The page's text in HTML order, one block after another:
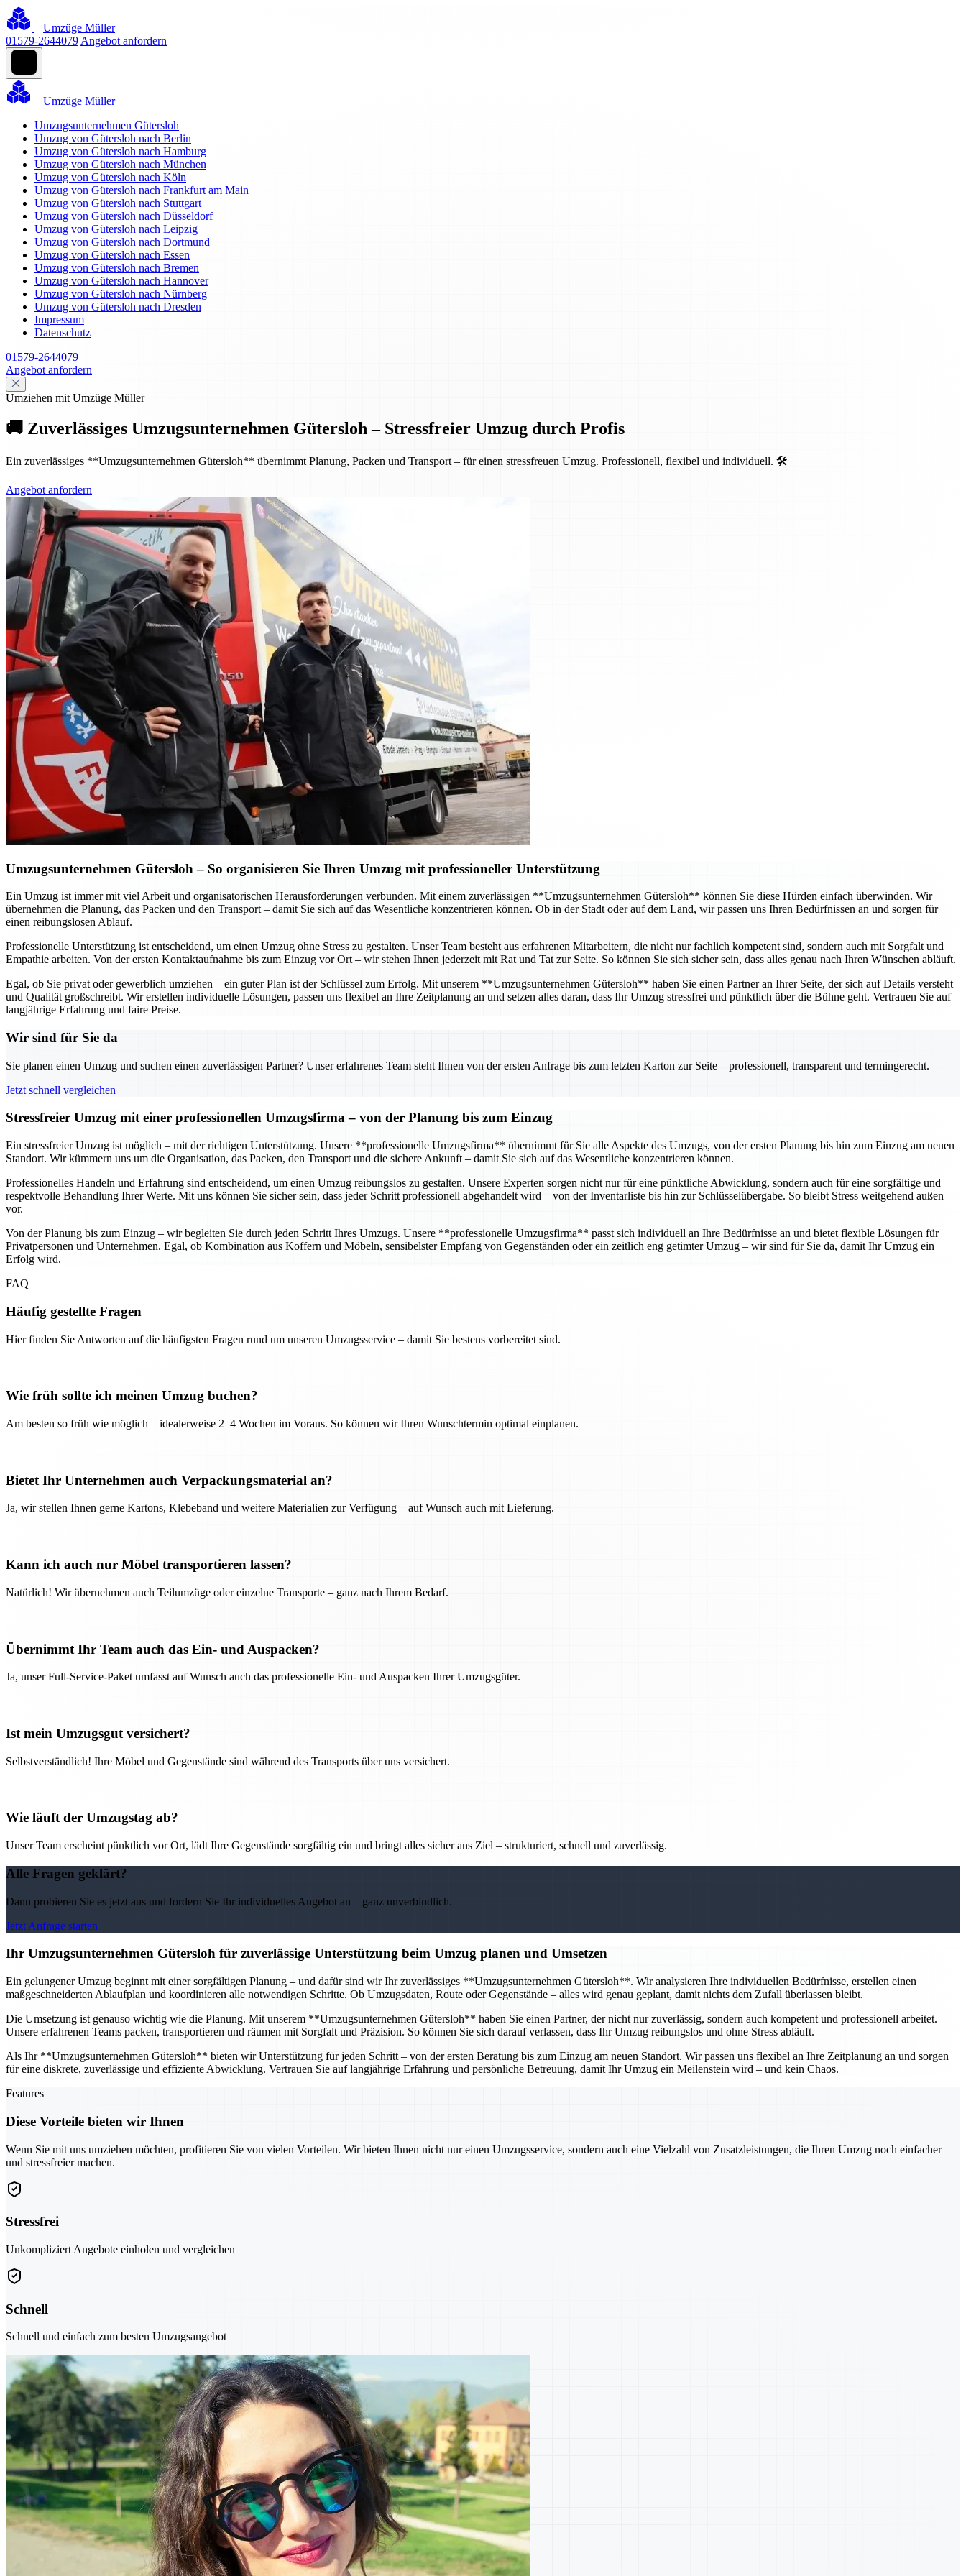
Umzüge Müller
01579-2644079 Angebot anfordern
Umzüge Müller
Umzugsunternehmen Gütersloh
Umzug von Gütersloh nach Berlin
Umzug von Gütersloh nach Hamburg
Umzug von Gütersloh nach München
Umzug von Gütersloh nach Köln
Umzug von Gütersloh nach Frankfurt am Main
Umzug von Gütersloh nach Stuttgart
Umzug von Gütersloh nach Düsseldorf
Umzug von Gütersloh nach Leipzig
Umzug von Gütersloh nach Dortmund
Umzug von Gütersloh nach Essen
Umzug von Gütersloh nach Bremen
Umzug von Gütersloh nach Hannover
Umzug von Gütersloh nach Nürnberg
Umzug von Gütersloh nach Dresden
Impressum
Datenschutz
01579-2644079
Angebot anfordern
Umziehen mit Umzüge Müller
🚚 Zuverlässiges Umzugsunternehmen Gütersloh – Stressfreier Umzug durch Profis
Ein zuverlässiges **Umzugsunternehmen Gütersloh** übernimmt Planung, Packen und Transport – für einen stressfreuen Umzug. Professionell, flexibel und individuell. 🛠️
Angebot anfordern
Umzugsunternehmen Gütersloh – So organisieren Sie Ihren Umzug mit professioneller Unterstützung
Ein Umzug ist immer mit viel Arbeit und organisatorischen Herausforderungen verbunden. Mit einem zuverlässigen **Umzugsunternehmen Gütersloh** können Sie diese Hürden einfach überwinden. Wir
übernehmen die Planung, das Packen und den Transport – damit Sie sich auf das Wesentliche konzentrieren können. Ob in der Stadt oder auf dem Land, wir passen uns Ihren Bedürfnissen an und sorgen für
einen reibungslosen Ablauf.
Professionelle Unterstützung ist entscheidend, um einen Umzug ohne Stress zu gestalten. Unser Team besteht aus erfahrenen Mitarbeitern, die nicht nur fachlich kompetent sind, sondern auch mit Sorgfalt und
Empathie arbeiten. Von der ersten Kontaktaufnahme bis zum Einzug vor Ort – wir stehen Ihnen jederzeit mit Rat und Tat zur Seite. So können Sie sich sicher sein, dass alles genau nach Ihren Wünschen abläuft.
Egal, ob Sie privat oder gewerblich umziehen – ein guter Plan ist der Schlüssel zum Erfolg. Mit unserem **Umzugsunternehmen Gütersloh** haben Sie einen Partner an Ihrer Seite, der sich auf Details versteht
und Qualität großschreibt. Wir erstellen individuelle Lösungen, passen uns flexibel an Ihre Zeitplanung an und setzen alles daran, dass Ihr Umzug stressfrei und pünktlich über die Bühne geht. Vertrauen Sie auf
langjährige Erfahrung und faire Preise.
Wir sind für Sie da
Sie planen einen Umzug und suchen einen zuverlässigen Partner? Unser erfahrenes Team steht Ihnen von der ersten Anfrage bis zum letzten Karton zur Seite – professionell, transparent und termingerecht.
Jetzt schnell vergleichen
Stressfreier Umzug mit einer professionellen Umzugsfirma – von der Planung bis zum Einzug
Ein stressfreier Umzug ist möglich – mit der richtigen Unterstützung. Unsere **professionelle Umzugsfirma** übernimmt für Sie alle Aspekte des Umzugs, von der ersten Planung bis hin zum Einzug am neuen
Standort. Wir kümmern uns um die Organisation, das Packen, den Transport und die sichere Ankunft – damit Sie sich auf das Wesentliche konzentrieren können.
Professionelles Handeln und Erfahrung sind entscheidend, um einen Umzug reibungslos zu gestalten. Unsere Experten sorgen nicht nur für eine pünktliche Abwicklung, sondern auch für eine sorgfältige und
respektvolle Behandlung Ihrer Werte. Mit uns können Sie sicher sein, dass jeder Schritt professionell abgehandelt wird – von der Inventarliste bis hin zur Schlüsselübergabe. So bleibt Stress weitgehend außen
vor.
Von der Planung bis zum Einzug – wir begleiten Sie durch jeden Schritt Ihres Umzugs. Unsere **professionelle Umzugsfirma** passt sich individuell an Ihre Bedürfnisse an und bietet flexible Lösungen für
Privatpersonen und Unternehmen. Egal, ob Kombination aus Koffern und Möbeln, sensibelster Empfang von Gegenständen oder ein zeitlich eng getimter Umzug – wir sind für Sie da, damit Ihr Umzug ein
Erfolg wird.
FAQ
Häufig gestellte Fragen
Hier finden Sie Antworten auf die häufigsten Fragen rund um unseren Umzugsservice – damit Sie bestens vorbereitet sind.
Wie früh sollte ich meinen Umzug buchen?
Am besten so früh wie möglich – idealerweise 2–4 Wochen im Voraus. So können wir Ihren Wunschtermin optimal einplanen.
Bietet Ihr Unternehmen auch Verpackungsmaterial an?
Ja, wir stellen Ihnen gerne Kartons, Klebeband und weitere Materialien zur Verfügung – auf Wunsch auch mit Lieferung.
Kann ich auch nur Möbel transportieren lassen?
Natürlich! Wir übernehmen auch Teilumzüge oder einzelne Transporte – ganz nach Ihrem Bedarf.
Übernimmt Ihr Team auch das Ein- und Auspacken?
Ja, unser Full-Service-Paket umfasst auf Wunsch auch das professionelle Ein- und Auspacken Ihrer Umzugsgüter.
Ist mein Umzugsgut versichert?
Selbstverständlich! Ihre Möbel und Gegenstände sind während des Transports über uns versichert.
Wie läuft der Umzugstag ab?
Unser Team erscheint pünktlich vor Ort, lädt Ihre Gegenstände sorgfältig ein und bringt alles sicher ans Ziel – strukturiert, schnell und zuverlässig.
Alle Fragen geklärt?
Dann probieren Sie es jetzt aus und fordern Sie Ihr individuelles Angebot an – ganz unverbindlich.
Jetzt Anfrage starten
Ihr Umzugsunternehmen Gütersloh für zuverlässige Unterstützung beim Umzug planen und Umsetzen
Ein gelungener Umzug beginnt mit einer sorgfältigen Planung – und dafür sind wir Ihr zuverlässiges **Umzugsunternehmen Gütersloh**. Wir analysieren Ihre individuellen Bedürfnisse, erstellen einen
maßgeschneiderten Ablaufplan und koordinieren alle notwendigen Schritte. Ob Umzugsdaten, Route oder Gegenstände – alles wird genau geplant, damit nichts dem Zufall überlassen bleibt.
Die Umsetzung ist genauso wichtig wie die Planung. Mit unserem **Umzugsunternehmen Gütersloh** haben Sie einen Partner, der nicht nur zuverlässig, sondern auch kompetent und professionell arbeitet.
Unsere erfahrenen Teams packen, transportieren und räumen mit Sorgfalt und Präzision. So können Sie sich darauf verlassen, dass Ihr Umzug reibungslos und ohne Stress abläuft.
Als Ihr **Umzugsunternehmen Gütersloh** bieten wir Unterstützung für jeden Schritt – von der ersten Beratung bis zum Einzug am neuen Standort. Wir passen uns flexibel an Ihre Zeitplanung an und sorgen
für eine diskrete, zuverlässige und effiziente Abwicklung. Vertrauen Sie auf langjährige Erfahrung und persönliche Betreuung, damit Ihr Umzug ein Meilenstein wird – und kein Chaos.
Features
Diese Vorteile bieten wir Ihnen
Wenn Sie mit uns umziehen möchten, profitieren Sie von vielen Vorteilen. Wir bieten Ihnen nicht nur einen Umzugsservice, sondern auch eine Vielzahl von Zusatzleistungen, die Ihren Umzug noch einfacher
und stressfreier machen.
Stressfrei
Unkompliziert Angebote einholen und vergleichen
Schnell
Schnell und einfach zum besten Umzugsangebot